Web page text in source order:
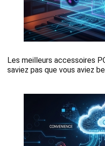
Les meilleurs accessoires
saviez pas que vous aviez